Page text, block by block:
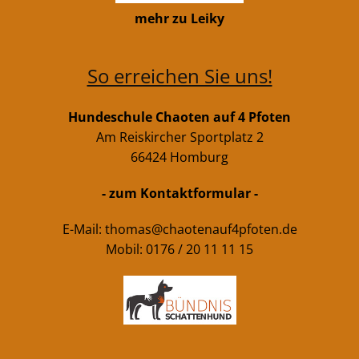
mehr zu Leiky
So erreichen Sie uns!
Hundeschule Chaoten auf 4 Pfoten
Am Reiskircher Sportplatz 2
66424 Homburg
- zum Kontaktformular -
E-Mail: thomas@chaotenauf4pfoten.de
Mobil: 0176 / 20 11 11 15